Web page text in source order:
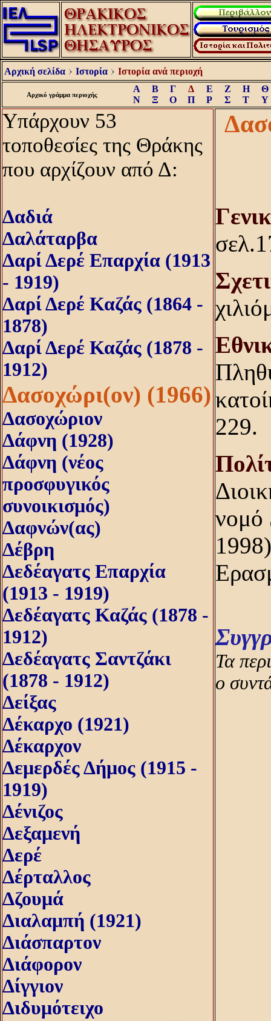
Αρχική σελίδα Ιστορία Ιστορία ανά περιοχή
Αρχικό γράμμα περιοχής
Α Β Γ Δ Ε Ζ Η
Θ
Ν
Ξ Ο Π Ρ Σ Τ Υ
Υπάρχουν 53
τοποθεσίες της Θράκης
που αρχίζουν από Δ:
Δαδιά
Δαλάταρβα
Δαρί Δερέ Επαρχία (1913
- 1919)
Δαρί Δερέ Καζάς (1864 -
1878)
Δαρί Δερέ Καζάς (1878 -
1912)
Δασοχώρι(ον) (1966)
Δασοχώριον
Δάφνη (1928)
Δάφνη (νέος
προσφυγικός
συνοικισμός)
Δαφνών(ας)
Δέβρη
Δεδέαγατς Επαρχία
(1913 - 1919)
Δεδέαγατς Καζάς (1878 -
1912)
Δεδέαγατς Σαντζάκι
(1878 - 1912)
Δείξας
Δέκαρχο (1921)
Δέκαρχον
Δεμερδές Δήμος (1915 -
1919)
Δένιζος
Δεξαμενή
Δερέ
Δέρταλλος
Δζουμά
Διαλαμπή (1921)
Διάσπαρτον
Διάφορον
Δίγγιον
Διδυμότειχο
229.
νομό
Τα
ο